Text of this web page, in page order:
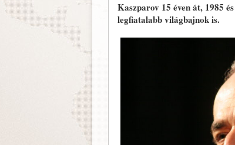
Kaszparov 15 éven át, 1985
legfiatalabb világbajnok is.